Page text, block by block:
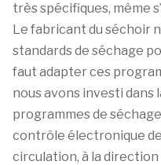
très spécifiques, même
Le fabricant du séchoir
standards de séchage
faut adapter ces
nous avons investi dans
programmes de
contrôle électronique de
circulation, à la direction